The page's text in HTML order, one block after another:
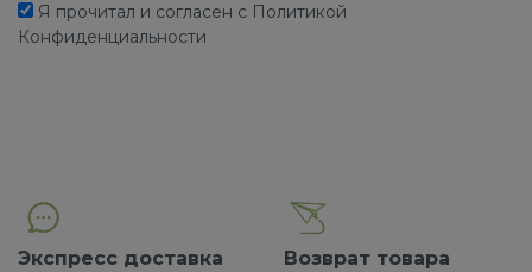
Я прочитал и согласен с Политикой
Конфиденциальности
Экспресс доставка Возврат товара